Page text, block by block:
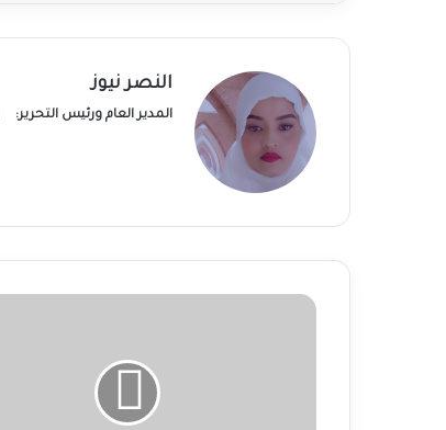
النصر نيوز
المدير العام ورئيس التحرير:
تقرير